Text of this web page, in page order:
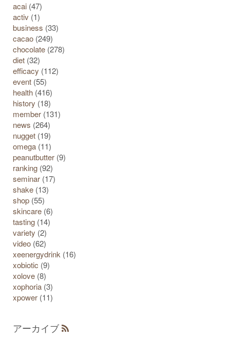
acai (47)
activ (1)
business (33)
cacao (249)
chocolate (278)
diet (32)
efficacy (112)
event (55)
health (416)
history (18)
member (131)
news (264)
nugget (19)
omega (11)
peanutbutter (9)
ranking (92)
seminar (17)
shake (13)
shop (55)
skincare (6)
tasting (14)
variety (2)
video (62)
xeenergydrink (16)
xobiotic (9)
xolove (8)
xophoria (3)
xpower (11)
アーカイブ